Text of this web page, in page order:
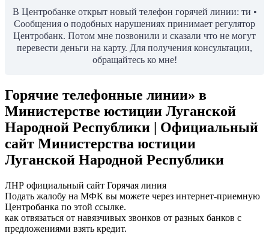
В Центробанке открыт новый телефон горячей линии: ти •
Сообщения о подобных нарушениях принимает регулятор
Центробанк. Потом мне позвонили и сказали что не могут
перевести деньги на карту. Для получения консультации,
обращайтесь ко мне!
Горячие телефонные линии» в
Министерстве юстиции Луганской
Народной Республики | Официальный
сайт Министерства юстиции
Луганской Народной Республики
ЛНР официальный сайт Горячая линия
Подать жалобу на МФК вы можете через интернет-приемную
Центробанка по этой ссылке.
как отвязаться от навязчивых звонков от разных банков с
предложениями взять кредит.